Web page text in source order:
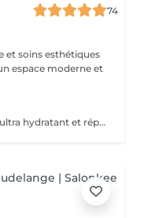
74
et soins esthétiques
Le soin à la paraffine est un traitement ultra hydratant et réparateur idéal pour les mains et pieds secs et abîmés. Ce soin consiste à éliminer toutes les cellules mortes grâce à un gommage manuel ou mécanique suivi d un enveloppement en paraffine.